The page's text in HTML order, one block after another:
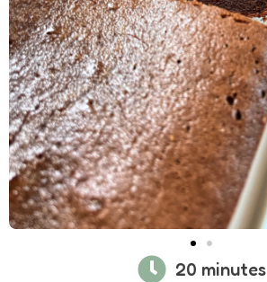
20 minutes